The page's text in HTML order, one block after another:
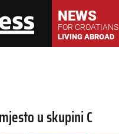
NEWS
FOR CROATIANS
LIVING ABROAD
u skupini C